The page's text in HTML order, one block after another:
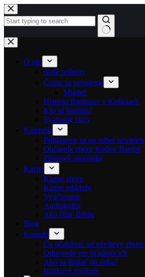
Skip to content
No results
O nás
Naše príbehy
Čomu sa venujeme
Mládež
História Baptistov v Košiciach
Kto sú baptisti?
Vyznanie viery
Kalendár
Prihlásenie sa na odber noviniek
Občasník zboru Košice Baptist
Zborový spravodaj
Kázne
Kázne zboru
Kázne mládeže
Vyučovanie
Audioknihy
Ako čítať Bibliu
Blog
Kontakt
Čo očakávať od návštevy zboru
Odpovede pre hľadajúcich
Ako sa dostať do neba?
Bankové spojenie